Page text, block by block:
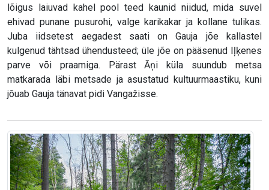
lõigus laiuvad kahel pool teed kaunid niidud, mida suvel
ehivad punane pusurohi, valge karikakar ja kollane tulikas.
Juba iidsetest aegadest saati on Gauja jõe kallastel
kulgenud tähtsad ühendusteed; üle jõe on pääsenud Iļķenes
parve või praamiga. Pärast Āņi küla suundub metsa
matkarada läbi metsade ja asustatud kultuurmaastiku, kuni
jõuab Gauja tänavat pidi Vangažisse.